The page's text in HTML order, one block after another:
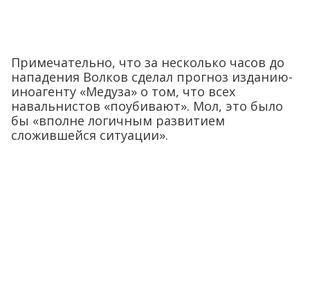
Примечательно, что за несколько часов до
нападения Волков сделал прогноз изданию-
иноагенту «Медуза» о том, что всех
навальнистов «поубивают». Мол, это было
бы «вполне логичным развитием
сложившейся ситуации».